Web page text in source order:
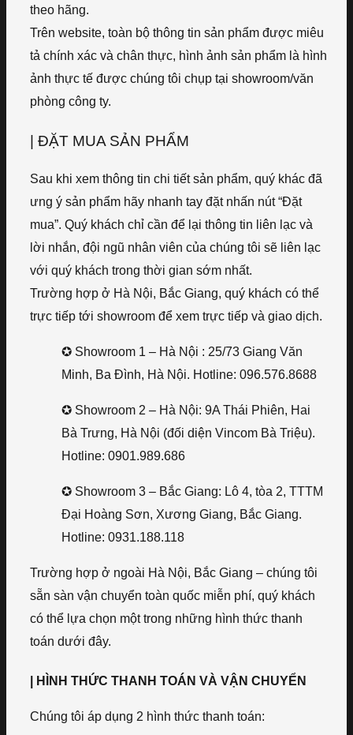
theo hãng.
Trên website, toàn bộ thông tin sản phẩm được miêu
tả chính xác và chân thực, hình ảnh sản phẩm là hình
ảnh thực tế được chúng tôi chụp tại showroom/văn
phòng công ty.
| ĐẶT MUA SẢN PHẨM
Sau khi xem thông tin chi tiết sản phẩm, quý khác đã
ưng ý sản phẩm hãy nhanh tay đặt nhấn nút “Đặt
mua”. Quý khách chỉ cần để lại thông tin liên lạc và
lời nhắn, đội ngũ nhân viên của chúng tôi sẽ liên lạc
với quý khách trong thời gian sớm nhất.
Trường hợp ở Hà Nội, Bắc Giang, quý khách có thể
trực tiếp tới showroom để xem trực tiếp và giao dịch.
✪ Showroom 1 – Hà Nội : 25/73 Giang Văn
Minh, Ba Đình, Hà Nội. Hotline: 096.576.8688
✪ Showroom 2 – Hà Nội: 9A Thái Phiên, Hai
Bà Trưng, Hà Nội (đối diện Vincom Bà Triệu).
Hotline: 0901.989.686
✪ Showroom 3 – Bắc Giang: Lô 4, tòa 2, TTTM
Đại Hoàng Sơn, Xương Giang, Bắc Giang.
Hotline: 0931.188.118
Trường hợp ở ngoài Hà Nội, Bắc Giang – chúng tôi
sẵn sàn vận chuyển toàn quốc miễn phí, quý khách
có thể lựa chọn một trong những hình thức thanh
toán dưới đây.
| HÌNH THỨC THANH TOÁN VÀ VẬN CHUYỂN
Chúng tôi áp dụng 2 hình thức thanh toán: